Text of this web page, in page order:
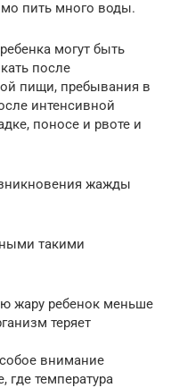
пить много воды.
могут быть
после
пищи, пребывания в
интенсивной
поносе и рвоте и
жажды
такими
жару ребенок меньше
теряет
внимание
где температура